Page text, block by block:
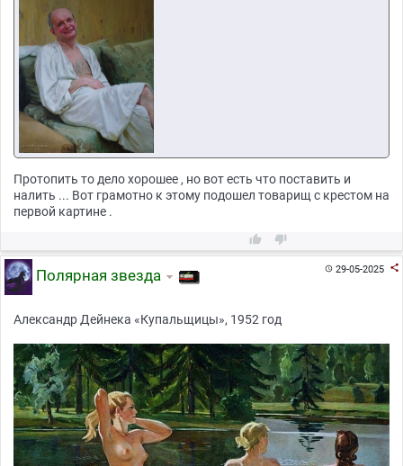
Протопить то дело хорошее , но вот есть что поставить и
налить ... Вот грамотно к этому подошел товарищ с крестом на
первой картине .
 
29-05-2025 
Полярная звезда
Александр Дейнека «Купальщицы», 1952 год